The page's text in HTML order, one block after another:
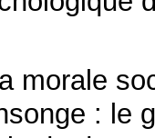
morale
: le